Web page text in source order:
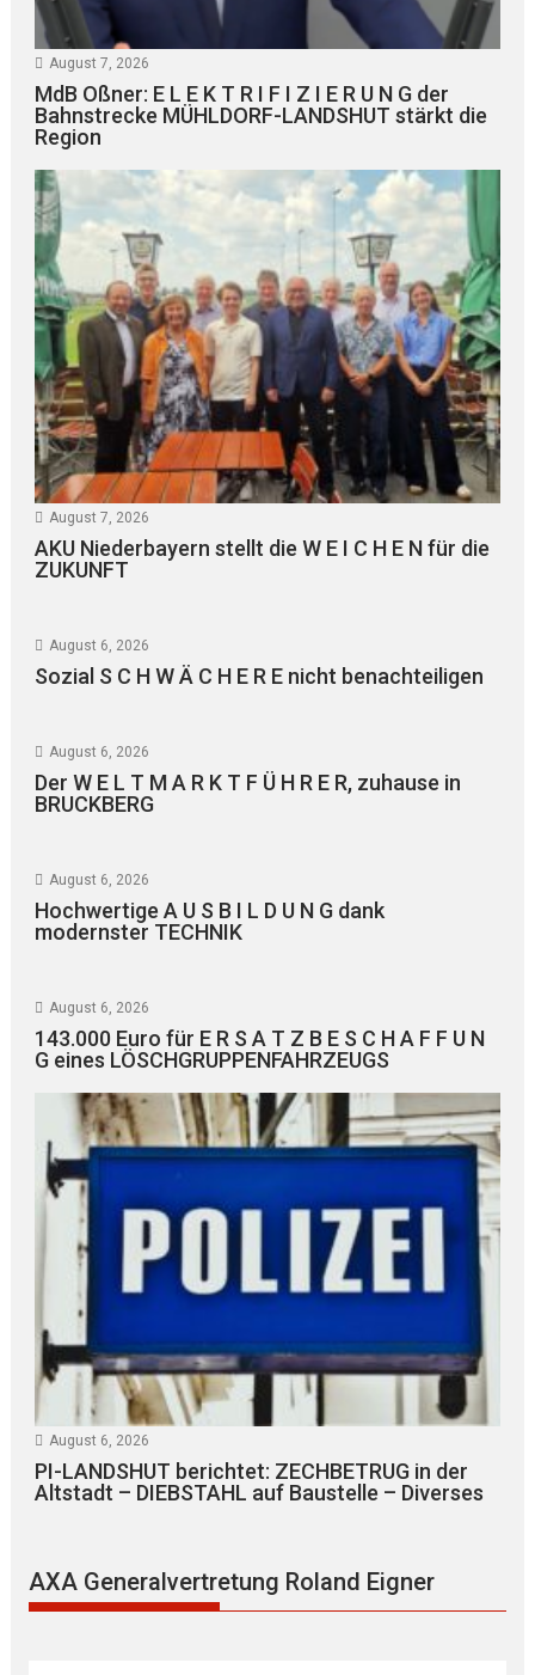
August 7, 2026
MdB Oßner: E L E K T R I F I Z I E R U N G der
Bahnstrecke MÜHLDORF-LANDSHUT stärkt die
Region
August 7, 2026
AKU Niederbayern stellt die W E I C H E N für die
ZUKUNFT
August 6, 2026
Sozial S C H W Ä C H E R E nicht benachteiligen
August 6, 2026
Der W E L T M A R K T F Ü H R E R, zuhause in
BRUCKBERG
August 6, 2026
Hochwertige A U S B I L D U N G dank
modernster TECHNIK
August 6, 2026
143.000 Euro für E R S A T Z B E S C H A F F U N
G eines LÖSCHGRUPPENFAHRZEUGS
August 6, 2026
PI-LANDSHUT berichtet: ZECHBETRUG in der
Altstadt – DIEBSTAHL auf Baustelle – Diverses
AXA Generalvertretung Roland Eigner